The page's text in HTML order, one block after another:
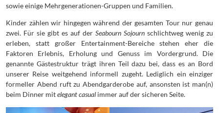
sowie einige Mehrgenerationen-Gruppen und Familien.
Kinder zählen wir hingegen während der gesamten Tour nur genau
zwei. Für sie gibt es auf der Seabourn Sojourn schlichtweg wenig zu
erleben, statt großer Entertainment-Bereiche stehen eher die
Faktoren Erlebnis, Erholung und Genuss im Vordergrund. Die
genannte Gästestruktur trägt ihren Teil dazu bei, dass es an Bord
unserer Reise weitgehend informell zugeht. Lediglich ein einziger
formeller Abend ruft zu Abendgarderobe auf, ansonsten ist man(n)
beim Dinner mitelegant casual immer auf der sicheren Seite.